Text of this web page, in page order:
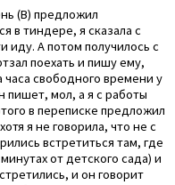
(В) предложил
в тиндере, я сказала с
иду. А потом получилось с
поехать и пишу ему,
часа свободного времени у
пишет, мол, а я с работы
в переписке предложил
я не говорила, что не с
встретиться там, где
от детского сада) и
и он говорит